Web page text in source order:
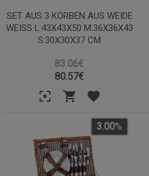
SET AUS 3 KÖRBEN AUS WEIDE
WEISS L:43X43X50 M:36X36X43 S
:30X30X37 CM
83.06€
80.57€
3.00%